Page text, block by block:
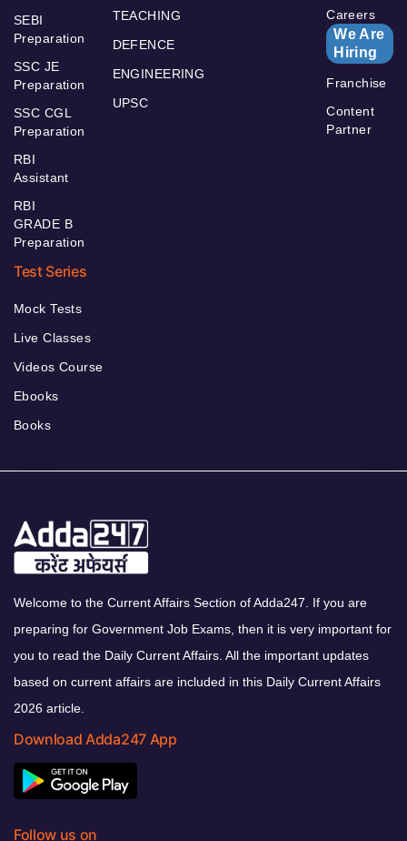
SEBI
Preparation
SSC JE
Preparation
SSC CGL
Preparation
RBI
Assistant
RBI
GRADE B
Preparation
TEACHING
DEFENCE
ENGINEERING
UPSC
Careers
We Are
Hiring
Franchise
Content
Partner
Test Series
Mock Tests
Live Classes
Videos Course
Ebooks
Books
Welcome to the Current Affairs Section of Adda247. If you are
preparing for Government Job Exams, then it is very important for
you to read the Daily Current Affairs. All the important updates
based on current affairs are included in this Daily Current Affairs
2026 article.
Download Adda247 App
Follow us on